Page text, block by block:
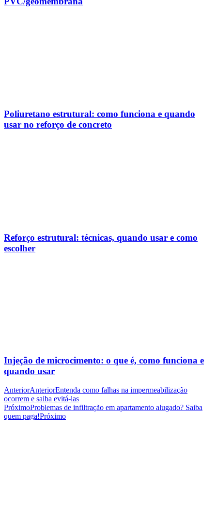
Poliuretano estrutural: como funciona e quando
usar no reforço de concreto
Reforço estrutural: técnicas, quando usar e como
escolher
Injeção de microcimento: o que é, como funciona e
quando usar
AnteriorAnteriorEntenda como falhas na impermeabilização
ocorrem e saiba evitá-las
PróximoProblemas de infiltração em apartamento alugado? Saiba
quem paga!Próximo